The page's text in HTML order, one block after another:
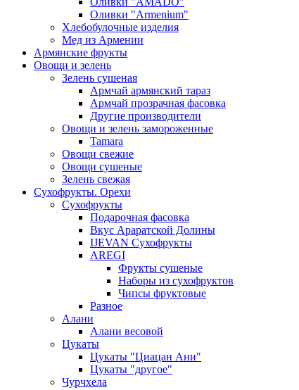
Оливки "Armenium"
Хлебобулочные изделия
Мед из Армении
Армянские фрукты
Овощи и зелень
Зелень сушеная
Армчай армянский тараз
Армчай прозрачная фасовка
Другие производители
Овощи и зелень замороженные
Tamara
Овощи свежие
Овощи сушеные
Зелень свежая
Сухофрукты. Орехи
Сухофрукты
Подарочная фасовка
Вкус Араратской Долины
IJEVAN Сухофрукты
AREGI
Фрукты сушеные
Наборы из сухофруктов
Чипсы фруктовые
Разное
Алани
Алани весовой
Цукаты
Цукаты "Циацан Ани"
Цукаты "другое"
Чурчхела